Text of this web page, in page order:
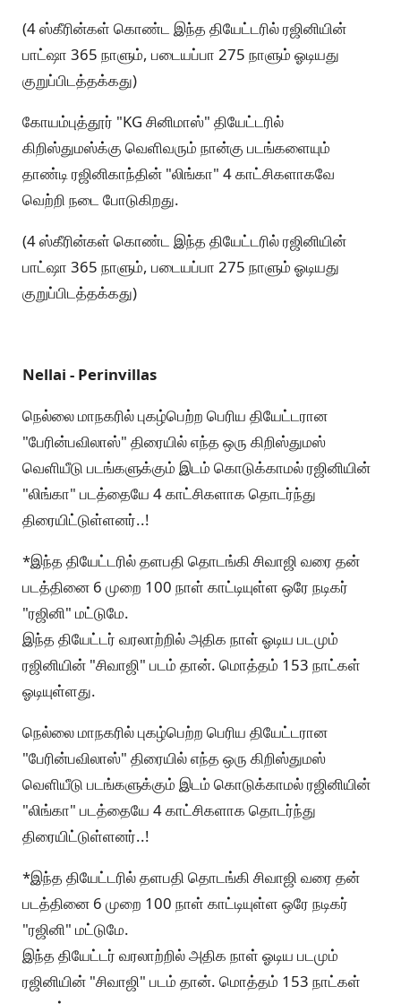
(4 ஸ்கீரின்கள் கொண்ட இந்த தியேட்டரில் ரஜினியின்
பாட்ஷா 365 நாளும், படையப்பா 275 நாளும் ஓடியது
குறுப்பிடத்தக்கது)
கோயம்புத்தூர் "KG சினிமாஸ்" தியேட்டரில்
கிறிஸ்துமஸ்க்கு வெளிவரும் நான்கு படங்களையும்
தாண்டி ரஜினிகாந்தின் "லிங்கா" 4 காட்சிகளாகவே
வெற்றி நடை போடுகிறது.
(4 ஸ்கீரின்கள் கொண்ட இந்த தியேட்டரில் ரஜினியின்
பாட்ஷா 365 நாளும், படையப்பா 275 நாளும் ஓடியது
குறுப்பிடத்தக்கது)
Nellai - Perinvillas
நெல்லை மாநகரில் புகழ்பெற்ற பெரிய தியேட்டரான
"பேரின்பவிலாஸ்" திரையில் எந்த ஒரு கிறிஸ்துமஸ்
வெளியீடு படங்களுக்கும் இடம் கொடுக்காமல் ரஜினியின்
"லிங்கா" படத்தையே 4 காட்சிகளாக தொடர்ந்து
திரையிட்டுள்ளனர்..!
*இந்த தியேட்டரில் தளபதி தொடங்கி சிவாஜி வரை தன்
படத்தினை 6 முறை 100 நாள் காட்டியுள்ள ஒரே நடிகர்
"ரஜினி" மட்டுமே.
இந்த தியேட்டர் வரலாற்றில் அதிக நாள் ஓடிய படமும்
ரஜினியின் "சிவாஜி" படம் தான். மொத்தம் 153 நாட்கள்
ஓடியுள்ளது.
நெல்லை மாநகரில் புகழ்பெற்ற பெரிய தியேட்டரான
"பேரின்பவிலாஸ்" திரையில் எந்த ஒரு கிறிஸ்துமஸ்
வெளியீடு படங்களுக்கும் இடம் கொடுக்காமல் ரஜினியின்
"லிங்கா" படத்தையே 4 காட்சிகளாக தொடர்ந்து
திரையிட்டுள்ளனர்..!
*இந்த தியேட்டரில் தளபதி தொடங்கி சிவாஜி வரை தன்
படத்தினை 6 முறை 100 நாள் காட்டியுள்ள ஒரே நடிகர்
"ரஜினி" மட்டுமே.
இந்த தியேட்டர் வரலாற்றில் அதிக நாள் ஓடிய படமும்
ரஜினியின் "சிவாஜி" படம் தான். மொத்தம் 153 நாட்கள்